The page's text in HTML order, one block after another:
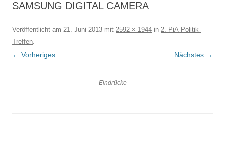
SAMSUNG DIGITAL CAMERA
Veröffentlicht am 21. Juni 2013 mit 2592 × 1944 in 2. PiA-Politik-
Treffen.
← Vorheriges Nächstes →
Eindrücke